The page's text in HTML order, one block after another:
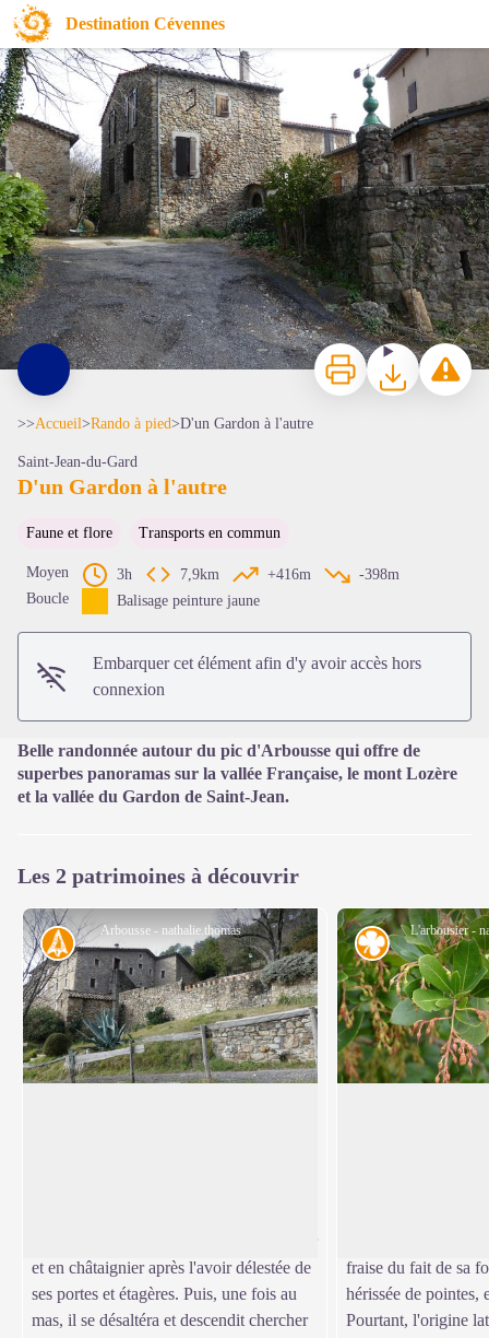
Destination Cévennes
D'un Gardon à l'autre
Arbousse - nathalie.thomas
Voir l'image en plein écran
ImprimerTéléchargerSignaler
>>Accueil>Rando à pied>D'un Gardon à l'autre
Saint-Jean-du-Gard
D'un Gardon à l'autre
Faune et flore Transports en commun
Moyen 3h 7,9km +416m
-398m
Boucle
Balisage peinture jaune
Embarquer cet élément afin d'y avoir accès hors
connexion
Belle randonnée autour du pic d'Arbousse qui offre de
superbes panoramas sur la vallée Française, le mont Lozère
et la vallée du Gardon de Saint-Jean.
Les 2 patrimoines à découvrir
Arbousse - nathalie.thomas
Histoire
et en châtaignier après l'avoir délestée de
ses portes et étagères. Puis, une fois au
mas, il se désaltéra et descendit chercher
L'arbousier -
Flore
fraise du fait de sa
hérissée de pointes,
Pourtant, l'origine